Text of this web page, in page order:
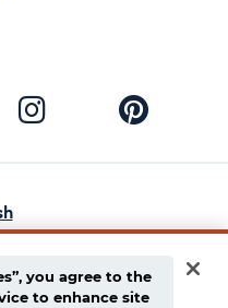
visit
instagram
visit
pinterest
you agree to the
to enhance site